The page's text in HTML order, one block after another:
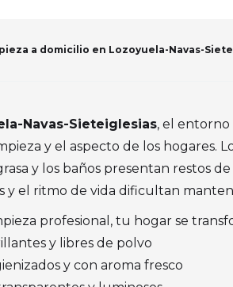
a domicilio en Lozoyuela-Navas-
Navas-Sieteiglesias, el entorno
y el aspecto de los hogares.
y los baños presentan restos
y el ritmo de vida dificultan
profesional, tu hogar se
y libres de polvo
y con aroma fresco